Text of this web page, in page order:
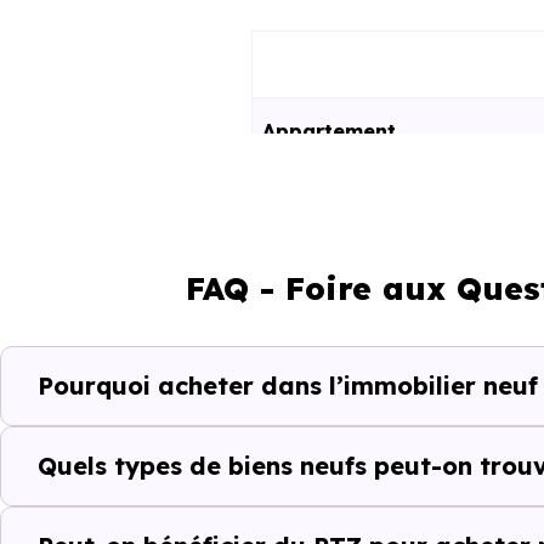
Appartement
Ces prix varient selon la
Le parc résidentiel de
résidences secondaires.
Avec 87 % de propriétaires
FAQ - Foire aux
Pourquoi acheter dans l’immobilier
Quels types de biens neufs peut-on